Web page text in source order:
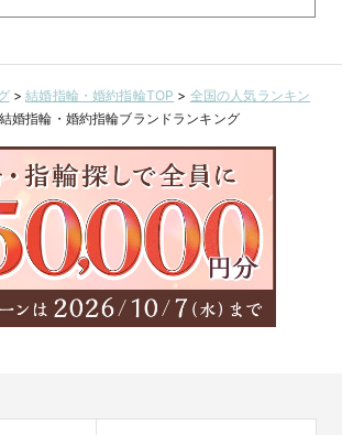
>結婚指輪・婚約指輪TOP > 全国の人気ランキン
婚指輪・婚約指輪ブランドランキング